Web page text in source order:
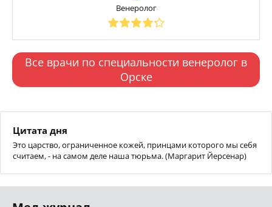
Венеролог
Все врачи по специальности венеролог в
Орске
Цитата дня
Это царство, ограниченное кожей, принцами которого мы себя
считаем, - на самом деле наша тюрьма. (Маргарит Йерсенар)